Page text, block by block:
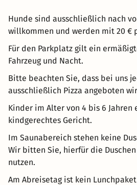
Hunde sind ausschließlich nach
willkommen und werden mit 20 €
Für den Parkplatz gilt ein
Fahrzeug und Nacht.
Bitte beachten Sie, dass bei uns
ausschließlich Pizza angeboten
Kinder im Alter von 4 bis 6 Jahren
kindgerechtes Gericht.
Im Saunabereich stehen keine
Wir bitten Sie, hierfür die
nutzen.
Am Abreisetag ist kein